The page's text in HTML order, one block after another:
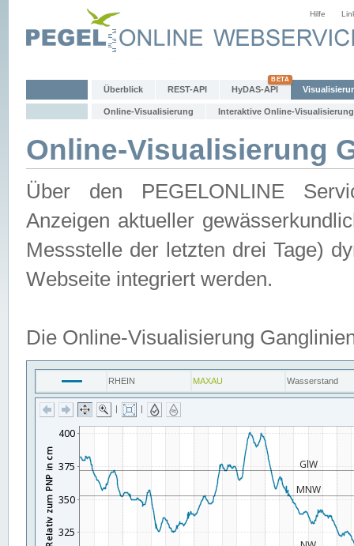
Hilfe
Überblick REST-API HyDAS-API
Online-Visualisierung Interaktive Online-Visualisierung
Online-Visualisierung
Über den PEGELONLINE
Anzeigen aktueller
Messstelle der letzten drei Tage)
Webseite integriert werden.
Die Online-Visualisierung